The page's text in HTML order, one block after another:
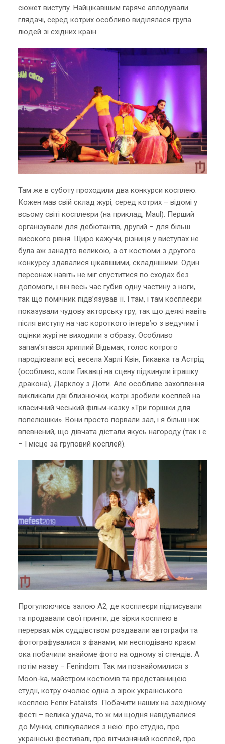
сюжет виступу. Найцікавішим гаряче аплодували
глядачі, серед котрих особливо виділялася група
людей зі східних країн.
Там же в суботу проходили два конкурси косплею.
Кожен мав свій склад журі, серед котрих – відомі у
всьому світі косплеєри (на приклад, Maul). Перший
організували для дебютантів, другий – для більш
високого рівня. Щиро кажучи, різниця у виступах не
була аж занадто великою, а от костюми з другого
конкурсу здавалися цікавішими, складнішими. Один
персонаж навіть не міг спуститися по сходах без
допомоги, і він весь час губив одну частину з ноги,
так що помічник підв’язував її. І там, і там косплеєри
показували чудову акторську гру, так що деякі навіть
після виступу на час короткого інтерв’ю з ведучим і
оцінки журі не виходили з образу. Особливо
запам’ятався хриплий Відьмак, голос котрого
пародіювали всі, весела Харлі Квін, Гикавка та Астрід
(особливо, коли Гикавці на сцену підкинули іграшку
дракона), Дарклоу з Доти. Але особливе захоплення
викликали дві близнючки, котрі зробили косплей на
класичний чеський фільм-казку «Три горішки для
попелюшки». Вони просто порвали зал, і я більш ніж
впевнений, що дівчата дістали якусь нагороду (так і є
– І місце за груповий косплей).
Прогулюючись залою А2, де косплеєри підписували
та продавали свої принти, де зірки косплею в
перервах між суддівством роздавали автографи та
фотографувалися з фанами, ми несподівано краєм
ока побачили знайоме фото на одному зі стендів. А
потім назву – Fenindom. Так ми познайомилися з
Moon-ka, майстром костюмів та представницею
студії, котру очолює одна з зірок українського
косплею Fenix Fatalists. Побачити наших на західному
фесті – велика удача, то ж ми щодня навідувалися
до Мунки, спілкувалися з нею: про студію, про
українські фестивалі, про вітчизняний косплей, про